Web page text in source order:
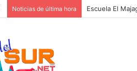
Noticias de última hora